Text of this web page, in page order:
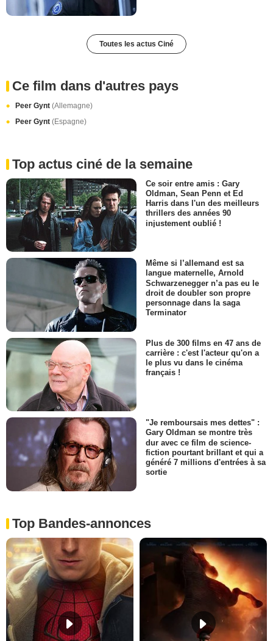
Toutes les actus Ciné
Ce film dans d'autres pays
Peer Gynt (Allemagne)
Peer Gynt (Espagne)
Top actus ciné de la semaine
Ce soir entre amis : Gary
Oldman, Sean Penn et Ed
Harris dans l'un des meilleurs
thrillers des années 90
injustement oublié !
Même si l’allemand est sa
langue maternelle, Arnold
Schwarzenegger n’a pas eu le
droit de doubler son propre
personnage dans la saga
Terminator
Plus de 300 films en 47 ans de
carrière : c'est l'acteur qu'on a
le plus vu dans le cinéma
français !
"Je remboursais mes dettes" :
Gary Oldman se montre très
dur avec ce film de science-
fiction pourtant brillant et qui a
généré 7 millions d'entrées à sa
sortie
Top Bandes-annonces